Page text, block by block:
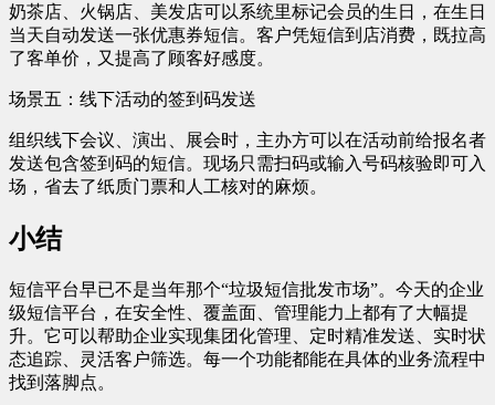
奶茶店、火锅店、美发店可以系统里标记会员的生日，在生日
当天自动发送一张优惠券短信。客户凭短信到店消费，既拉高
了客单价，又提高了顾客好感度。
场景五：线下活动的签到码发送
组织线下会议、演出、展会时，主办方可以在活动前给报名者
发送包含签到码的短信。现场只需扫码或输入号码核验即可入
场，省去了纸质门票和人工核对的麻烦。
小结
短信平台早已不是当年那个“垃圾短信批发市场”。今天的企业
级短信平台，在安全性、覆盖面、管理能力上都有了大幅提
升。它可以帮助企业实现集团化管理、定时精准发送、实时状
态追踪、灵活客户筛选。每一个功能都能在具体的业务流程中
找到落脚点。